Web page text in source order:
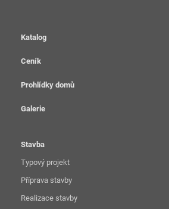
Katalog
Ceník
Prohlídky domů
Galerie
Stavba
Typový projekt
Příprava stavby
Realizace stavby